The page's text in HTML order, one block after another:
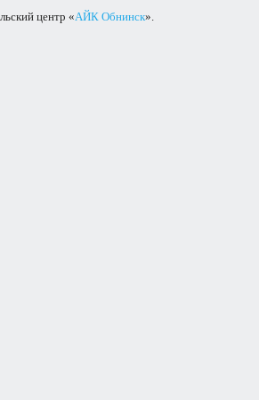
центр «АЙК Обнинск».